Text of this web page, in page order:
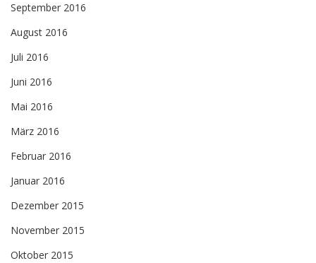
September 2016
August 2016
Juli 2016
Juni 2016
Mai 2016
März 2016
Februar 2016
Januar 2016
Dezember 2015
November 2015
Oktober 2015